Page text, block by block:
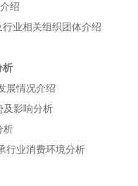
绍
行业相关组织团体介绍
析
展情况介绍
及影响分析
析
行业消费环境分析